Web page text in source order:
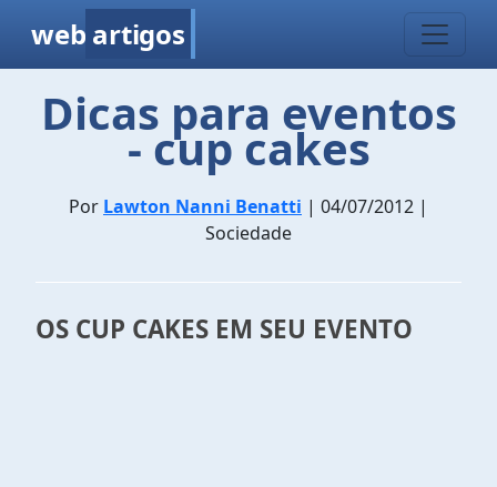
web artigos
Dicas para eventos
- cup cakes
Por Lawton Nanni Benatti | 04/07/2012 |
Sociedade
OS CUP CAKES EM SEU EVENTO